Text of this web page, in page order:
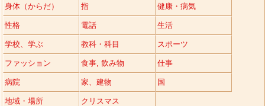
身体（からだ） 指 健康・病気
性格 電話 生活
学校、学ぶ 教科・科目 スポーツ
ファッション 食事, 飲み物 仕事
病院 家、建物 国
地域・場所 クリスマス